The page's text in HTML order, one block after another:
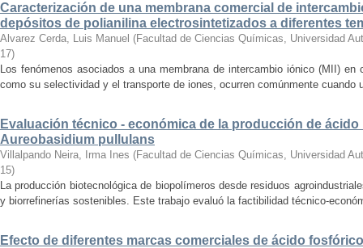
Caracterización de una membrana comercial de
depósitos de polianilina electrosintetizados a diferentes
Alvarez Cerda, Luis Manuel (Facultad de Ciencias Químicas, Universidad
17)
Los fenómenos asociados a una membrana de intercambio iónico (MII)
como su selectividad y el transporte de iones, ocurren comúnmente cuando
Evaluación técnico - económica de la producción de
Aureobasidium pullulans
Villalpando Neira, Irma Ines (Facultad de Ciencias Químicas, Universidad
15)
La producción biotecnológica de biopolímeros desde residuos
y biorrefinerías sostenibles. Este trabajo evaluó la factibilidad técnico-
Efecto de diferentes marcas comerciales de ácido